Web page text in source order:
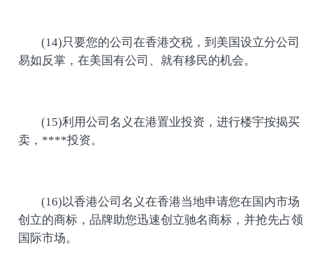
(14)只要您的公司在香港交税，到美国设立分公司
易如反掌，在美国有公司、就有移民的机会。
(15)利用公司名义在港置业投资，进行楼宇按揭买
卖，****投资。
(16)以香港公司名义在香港当地申请您在国内市场
创立的商标，品牌助您迅速创立驰名商标，并抢先占领
国际市场。